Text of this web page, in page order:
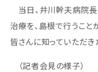
当日、井川幹夫病院
治療を、島根で行うこと
皆さんに知っていただき
（記者会見の様子）